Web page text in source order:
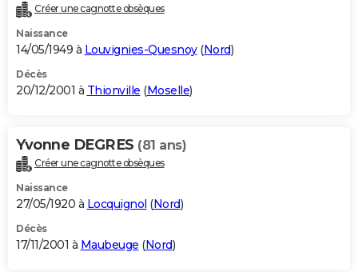
Créer une cagnotte obsèques
Naissance
14/05/1949 à Louvignies-Quesnoy(Nord)
Décès
20/12/2001 à Thionville (Moselle)
Yvonne DEGRES (81 ans)
Créer une cagnotte obsèques
Naissance
27/05/1920 à Locquignol (Nord)
Décès
17/11/2001 à Maubeuge (Nord)